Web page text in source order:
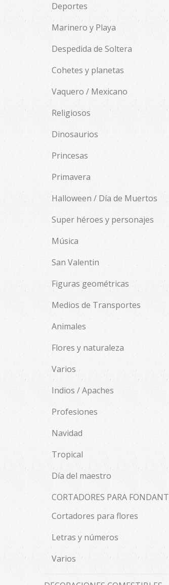
Deportes
Marinero y Playa
Despedida de Soltera
Cohetes y planetas
Vaquero / Mexicano
Religiosos
Dinosaurios
Princesas
Primavera
Halloween / Día de Muertos
Super héroes y personajes
Música
San Valentin
Figuras geométricas
Medios de Transportes
Animales
Flores y naturaleza
Varios
Indios / Apaches
Profesiones
Navidad
Tropical
Día del maestro
CORTADORES PARA FONDANT
Cortadores para flores
Letras y números
Varios